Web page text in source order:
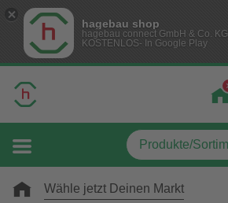
hagebau shop
hagebau connect GmbH & Co. KG
KOSTENLOS- In Google Play
Wähle jetzt Deinen Markt